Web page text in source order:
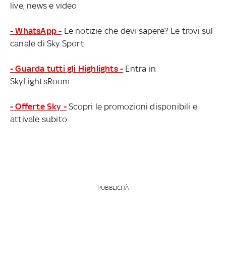
live, news e video
- WhatsApp - Le notizie che devi sapere? Le trovi sul
canale di Sky Sport
- Guarda tutti gli Highlights - Entra in
SkyLightsRoom
- Offerte Sky - Scopri le promozioni disponibili e
attivale subito
PUBBLICITÀ